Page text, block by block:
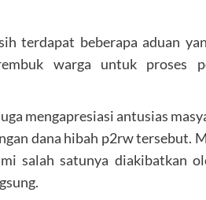
terdapat beberapa aduan
warga untuk proses
mengapresiasi antusias
dana hibah p2rw tersebut.
salah satunya diakibatkan